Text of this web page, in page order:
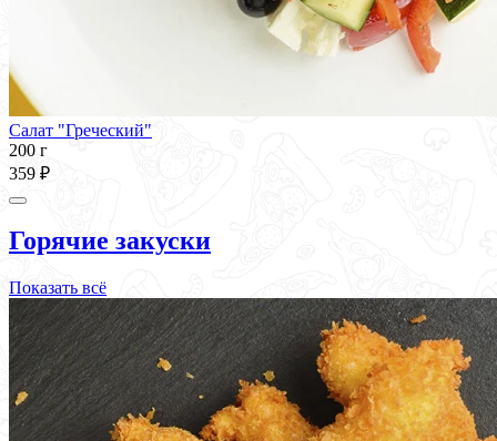
Салат "Греческий"
200 г
359 ₽
Горячие закуски
Показать всё